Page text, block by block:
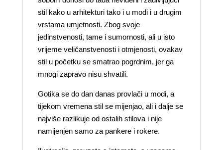
stil kako u arhitekturi tako i u modi i u drugim
vrstama umjetnosti. Zbog svoje
jedinstvenosti, tame i sumornosti, ali u isto
vrijeme veličanstvenosti i otmjenosti, ovakav
stil u početku se smatrao pogrdnim, jer ga
mnogi zapravo nisu shvatili.
Gotika se do dan danas provlači u modi, a
tijekom vremena stil se mijenjao, ali i dalje se
najviše razlikuje od ostalih stilova i nije
namijenjen samo za pankere i rokere.